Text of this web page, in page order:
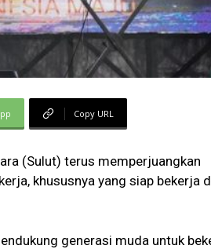
Copy URL
(Sulut) terus memperjuangkan
khususnya yang siap bekerja
generasi muda untuk